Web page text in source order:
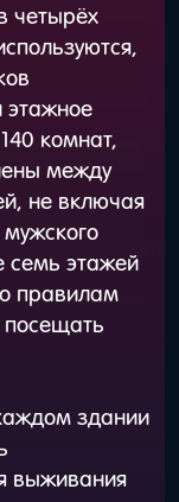
четырёх
этажное
комнат,
между
не включая
семь этажей
правилам
здании
выживания